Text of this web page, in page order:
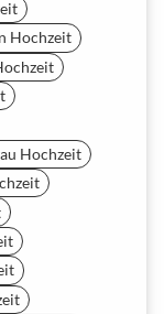
Hochzeit
Hochzeit